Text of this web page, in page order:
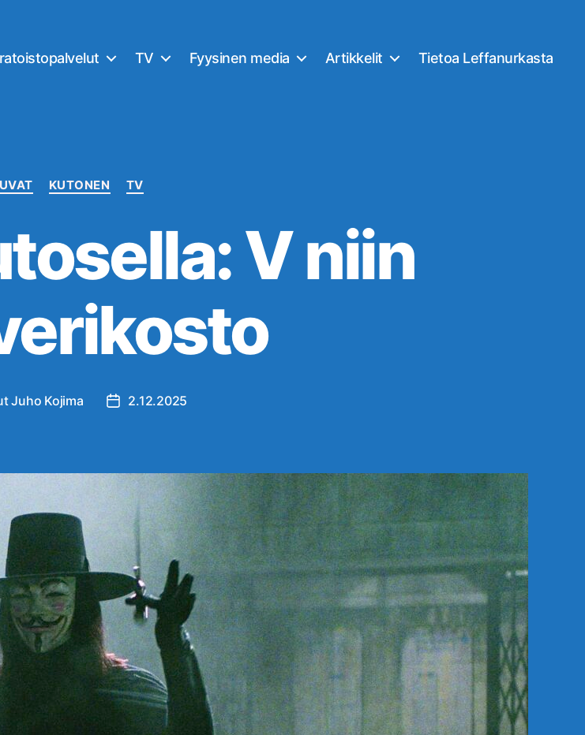
TV Fyysinen media Artikkelit Tietoa Leffanurkasta
Kategoriat
KUTONEN TV
V niin
Juho Kojima Julkaisupäivämäärä
2.12.2025